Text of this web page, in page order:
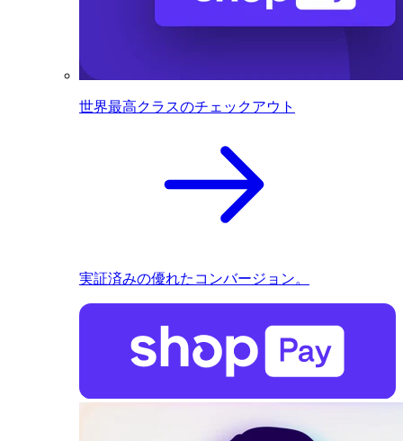
世界最高クラスのチェックアウト
実証済みの優れたコンバージョン。